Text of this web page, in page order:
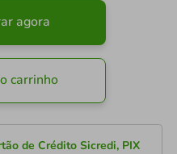
agora
carrinho
de Crédito Sicredi, PIX